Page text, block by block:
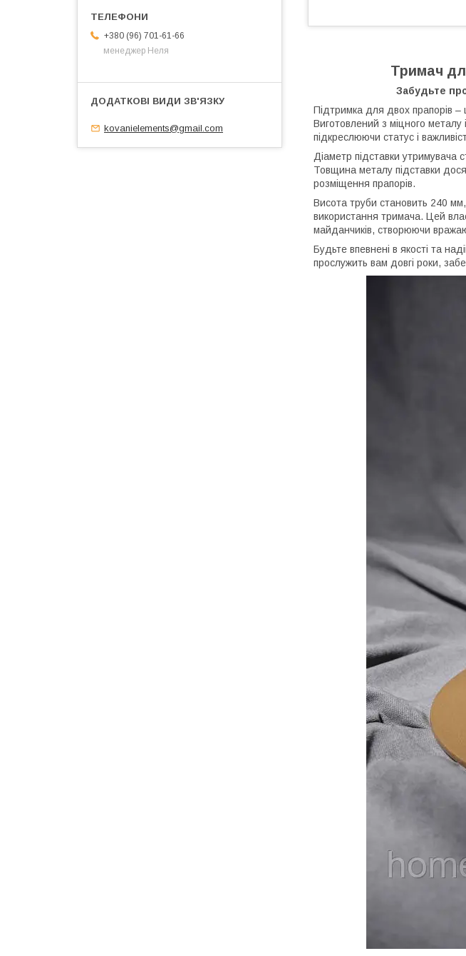
Тримач
Забудьте
Підтримка для двох прапорів –
Виготовлений з міцного
підкреслюючи статус і
Діаметр підставки
Товщина металу підставки
розміщення прапорів.
Висота труби становить 240
використання тримача. Цей
майданчиків, створюючи
Будьте впевнені в якості та
прослужить вам довгі роки,
+380 (96) 701-61-66
менеджер Неля
kovanielements@gmail.com